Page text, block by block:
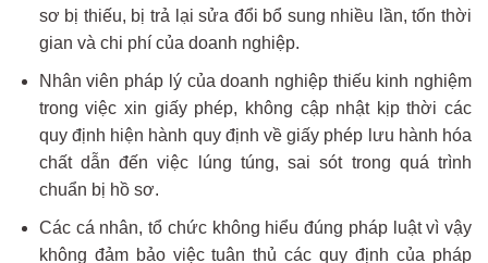
sơ bị thiếu, bị trả lại sửa đổi bổ sung nhiều lần, tốn thời
gian và chi phí của doanh nghiệp.
Nhân viên pháp lý của doanh nghiệp thiếu kinh nghiệm
trong việc xin giấy phép, không cập nhật kịp thời các
quy định hiện hành quy định về giấy phép lưu hành hóa
chất dẫn đến việc lúng túng, sai sót trong quá trình
chuẩn bị hồ sơ.
Các cá nhân, tổ chức không hiểu đúng pháp luật vì vậy
không đảm bảo việc tuân thủ các quy định của pháp